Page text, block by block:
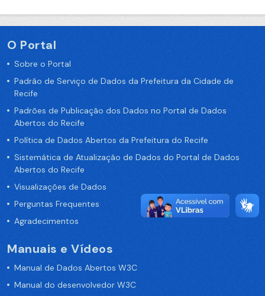
O Portal
Sobre o Portal
Padrão de Serviço de Dados da Prefeitura da Cidade de
Recife
Padrões de Publicação dos Dados no Portal de Dados
Abertos do Recife
Política de Dados Abertos da Prefeitura do Recife
Sistemática de Atualização de Dados do Portal de Dados
Abertos do Recife
Visualizações de Dados
Perguntas Frequentes
Agradecimentos
Manuais e Vídeos
Manual de Dados Abertos W3C
Manual do desenvolvedor W3C